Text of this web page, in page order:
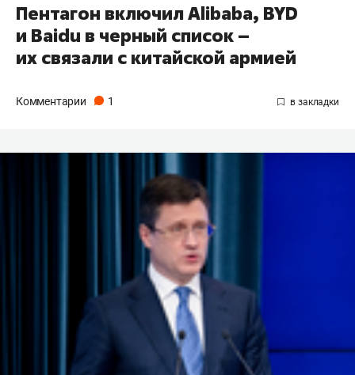
Пентагон включил Alibaba, BYD
и Baidu в черный список –
их связали с китайской армией
Комментарии 1